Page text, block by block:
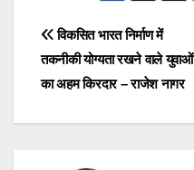
t
e
r
o
k
I
n
Post
navigation
विकसित भारत निर्माण में
तकनीकी योग्यता रखने वाले युवाओं
का अहम किरदार – राजेश नागर